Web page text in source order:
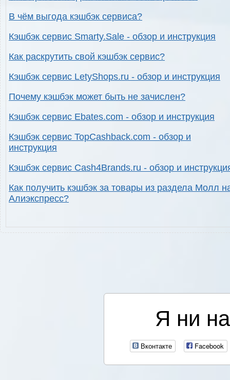
В чём выгода кэшбэк сервиса?
Кэшбэк сервис Smarty.Sale - обзор и инструкция
Как раскрутить свой кэшбэк сервис?
Кэшбэк сервис LetyShops.ru - обзор и инструкция
Почему кэшбэк может быть не зачислен?
Кэшбэк сервис Ebates.com - обзор и инструкция
Кэшбэк сервис TopCashback.com - обзор и
инструкция
Кэшбэк сервис Cash4Brands.ru - обзор и
Как получить кэшбэк за товары из раздела Молл
Алиэкспресс?
Я ни
Вконтакте Facebook